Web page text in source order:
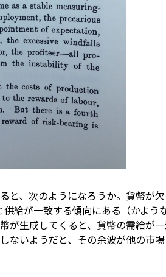
と、次のようになろうか。貨幣が
給が一致する――傾向にある（かよう
が生成してくると、貨幣の需給が
ないようだと、その余波が他の市